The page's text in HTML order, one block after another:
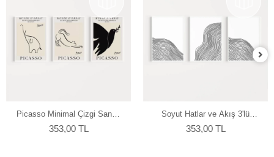
Picasso Minimal Çizgi Sanatı
3'lü Poster
353,00 TL
Soyut Hatlar ve Akış 3'lü
Poster
353,00 TL